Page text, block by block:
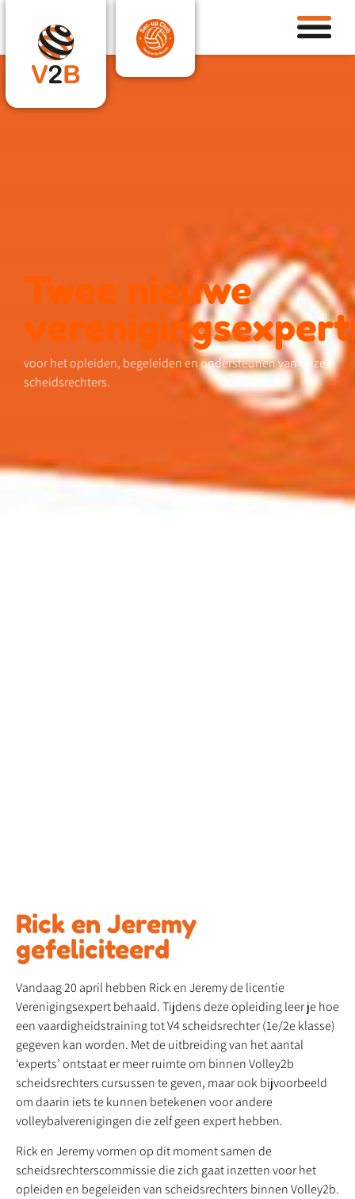
Twee nieuwe
voor het opleiden, begeleiden en ondersteunen van onze
scheidsrechters.
Rick en Jeremy
gefeliciteerd
Vandaag 20 april hebben Rick en Jeremy de licentie
Verenigingsexpert behaald. Tijdens deze opleiding leer je hoe
een vaardigheidstraining tot V4 scheidsrechter (1e/2e klasse)
gegeven kan worden. Met de uitbreiding van het aantal
‘experts’ ontstaat er meer ruimte om binnen Volley2b
scheidsrechters cursussen te geven, maar ook bijvoorbeeld
om daarin iets te kunnen betekenen voor andere
volleybalverenigingen die zelf geen expert hebben.
Rick en Jeremy vormen op dit moment samen de
scheidsrechterscommissie die zich gaat inzetten voor het
opleiden en begeleiden van scheidsrechters binnen Volley2b.